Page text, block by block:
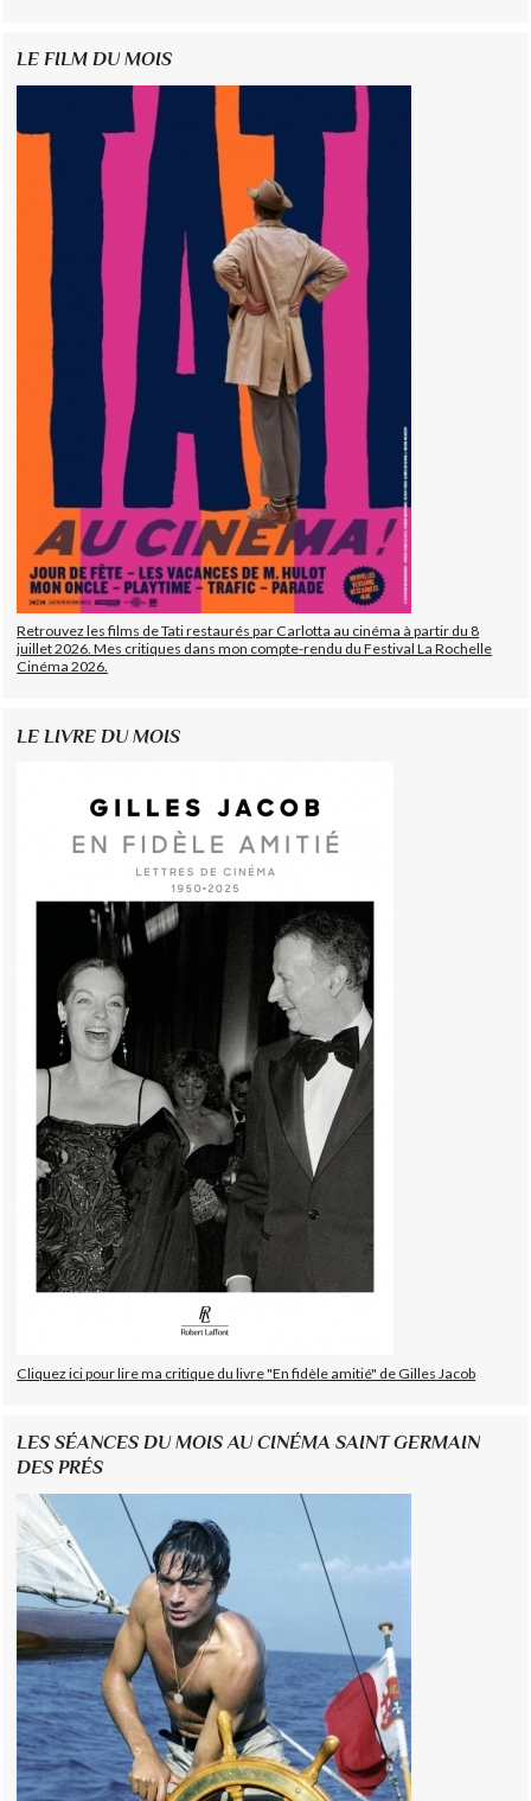
LE FILM DU MOIS
Retrouvez les films de Tati restaurés par Carlotta au cinéma à partir du 8
juillet 2026. Mes critiques dans mon compte-rendu du Festival La Rochelle
Cinéma 2026.
LE LIVRE DU MOIS
Cliquez ici pour lire ma critique du livre "En fidèle amitié" de Gilles Jacob
LES SÉANCES DU MOIS AU CINÉMA SAINT GERMAIN
DES PRÉS